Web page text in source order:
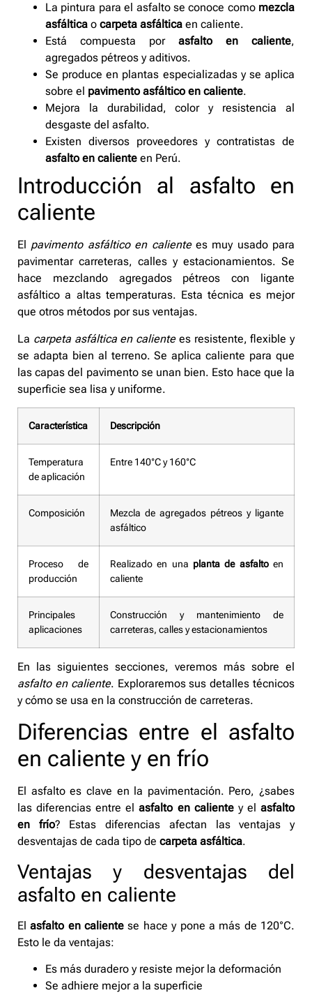
La pintura para el asfalto se conoce como mezcla
asfáltica o carpeta asfáltica en caliente.
Está compuesta por asfalto en caliente,
agregados pétreos y aditivos.
Se produce en plantas especializadas y se aplica
sobre el pavimento asfáltico en caliente.
Mejora la durabilidad, color y resistencia al
desgaste del asfalto.
Existen diversos proveedores y contratistas de
asfalto en caliente en Perú.
Introducción al asfalto en
caliente
El pavimento asfáltico en calientees muy usado para
pavimentar carreteras, calles y estacionamientos. Se
hace mezclando agregados pétreos con ligante
asfáltico a altas temperaturas. Esta técnica es mejor
que otros métodos por sus ventajas.
La carpeta asfáltica en calientees resistente, flexible y
se adapta bien al terreno. Se aplica caliente para que
las capas del pavimento se unan bien. Esto hace que la
superficie sea lisa y uniforme.
Característica Descripción
Temperatura
de aplicación
Entre 140°C y 160°C
Composición
Mezcla de agregados pétreos y ligante
asfáltico
Proceso de
producción
Realizado en una planta de asfaltoen
caliente
Principales
aplicaciones
Construcción y mantenimiento de
carreteras, calles y estacionamientos
En las siguientes secciones, veremos más sobre el
asfalto en caliente. Exploraremos sus detalles técnicos
y cómo se usa en la construcción de carreteras.
Diferencias entre el asfalto
en caliente y en frío
El asfalto es clave en la pavimentación. Pero, ¿sabes
las diferencias entre elasfalto en calientey elasfalto
en frío? Estas diferencias afectan las ventajas y
desventajas de cada tipo de carpeta asfáltica.
Ventajas y desventajas del
asfalto en caliente
Elasfalto en caliente se hace y pone a más de 120°C.
Esto le da ventajas:
Es más duradero y resiste mejor la deformación
Se adhiere mejor a la superficie